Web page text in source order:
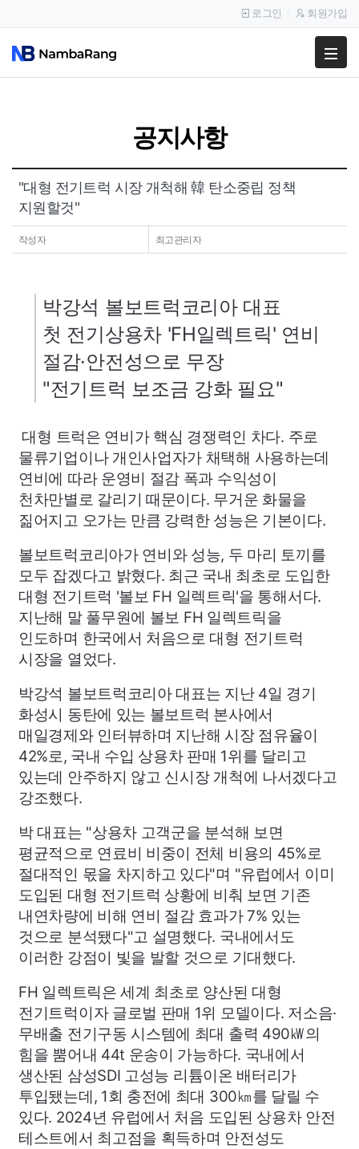
팔고
공지사항
이용후기
로그인 회원가입
공지사항
"대형 전기트럭 시장 개척해 韓 탄소중립 정책
지원할것"
작성자 최고관리자
박강석 볼보트럭코리아 대표
첫 전기상용차 'FH일렉트릭' 연비
절감·안전성으로 무장
"전기트럭 보조금 강화 필요"
대형 트럭은 연비가 핵심 경쟁력인 차다. 주로
물류기업이나 개인사업자가 채택해 사용하는데
연비에 따라 운영비 절감 폭과 수익성이
천차만별로 갈리기 때문이다. 무거운 화물을
짊어지고 오가는 만큼 강력한 성능은 기본이다.
볼보트럭코리아가 연비와 성능, 두 마리 토끼를
모두 잡겠다고 밝혔다. 최근 국내 최초로 도입한
대형 전기트럭 '볼보 FH 일렉트릭'을 통해서다.
지난해 말 풀무원에 볼보 FH 일렉트릭을
인도하며 한국에서 처음으로 대형 전기트럭
시장을 열었다.
박강석 볼보트럭코리아 대표는 지난 4일 경기
화성시 동탄에 있는 볼보트럭 본사에서
매일경제와 인터뷰하며 지난해 시장 점유율이
42%로, 국내 수입 상용차 판매 1위를 달리고
있는데 안주하지 않고 신시장 개척에 나서겠다고
강조했다.
박 대표는 "상용차 고객군을 분석해 보면
평균적으로 연료비 비중이 전체 비용의 45%로
절대적인 몫을 차지하고 있다"며 "유럽에서 이미
도입된 대형 전기트럭 상황에 비춰 보면 기존
내연차량에 비해 연비 절감 효과가 7% 있는
것으로 분석됐다"고 설명했다. 국내에서도
이러한 강점이 빛을 발할 것으로 기대했다.
FH 일렉트릭은 세계 최초로 양산된 대형
전기트럭이자 글로벌 판매 1위 모델이다. 저소음·
무배출 전기구동 시스템에 최대 출력 490㎾의
힘을 뿜어내 44t 운송이 가능하다. 국내에서
생산된 삼성SDI 고성능 리튬이온 배터리가
투입됐는데, 1회 충전에 최대 300㎞를 달릴 수
있다. 2024년 유럽에서 처음 도입된 상용차 안전
테스트에서 최고점을 획득하며 안전성도